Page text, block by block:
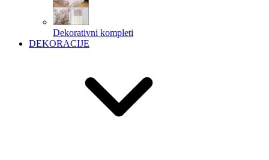
Dekorativni kompleti
DEKORACIJE